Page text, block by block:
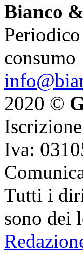
Bianco
consumo
2020 ©
Iva:
Tutti i
sono dei